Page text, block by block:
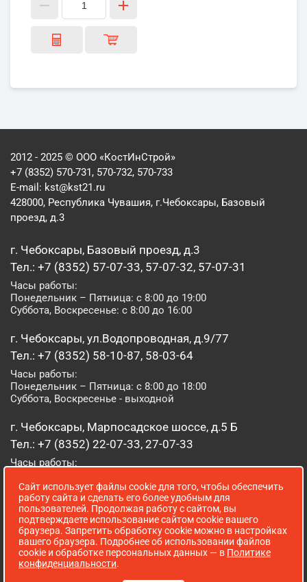
2012 - 2025 © ООО «КостИнСтрой»
+7 (8352) 570-731, 570-732, 570-733
E-mail: kst@kst21.ru
428000, Республика Чувашия, г.Чебоксары, Базовый
проезд, д.3
г. Чебоксары, Базовый проезд, д.3
Тел.: +7 (8352) 57-07-33, 57-07-32, 57-07-31
Часы работы:
Понедельник – Пятница: с 8:00 до 19:00
Суббота, Воскресенье: с 8:00 до 16:00
г. Чебоксары, ул.Водопроводная, д.9/77
Тел.: +7 (8352) 58-10-87, 58-03-64
Часы работы:
Понедельник – Пятница: с 8:00 до 18:00
Суббота, Воскресенье - выходной
г. Чебоксары, Марпосадское шоссе, д.5 Б
Тел.: +7 (8352) 22-07-33, 27-07-33
Часы работы:
Суббота, Воскресенье: с 8:00 до 16:00
г. Йошкар-Ола, ул. Луначарского, д. 52 А
Тел.: (8362) 41-07-31
Часы работы:
Понедельник – Пятница: с 8:00 до 18:00
Сайт использует файлы cookie для того, чтобы обеспечить
работу сайта и сделать его более удобным для
пользователей. Продолжая работу с сайтом, вы
подтверждаете использование сайтом cookie вашего
браузера. Запретить обработку cookie можно в настройках
вашего браузера. Подробнее об использовании файлов
cookie и обработке персональных данных — в Политике
конфиденциальности.